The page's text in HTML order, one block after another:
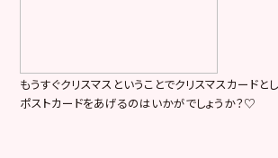
もうすぐクリスマスということでクリスマスカードと
ポストカードをあげるのはいかがでしょうか？♡